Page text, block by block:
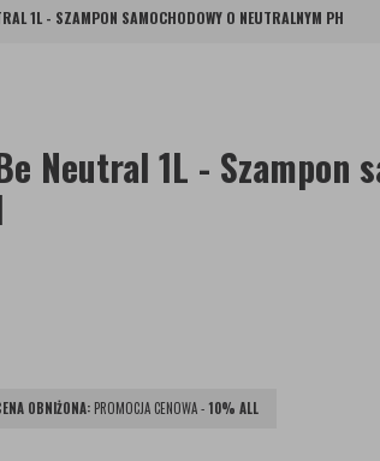
1L - SZAMPON SAMOCHODOWY O NEUTRALNYM PH
Neutral 1L - Szampon
OBNIŻONA: PROMOCJA CENOWA -10% ALL